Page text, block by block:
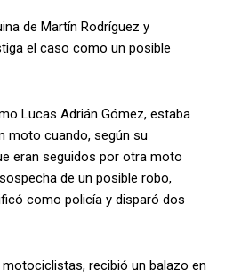
de Martín Rodríguez y
el caso como un posible
Lucas Adrián Gómez, estaba
moto cuando, según su
eran seguidos por otra moto
de un posible robo,
como policía y disparó dos
recibió un balazo en